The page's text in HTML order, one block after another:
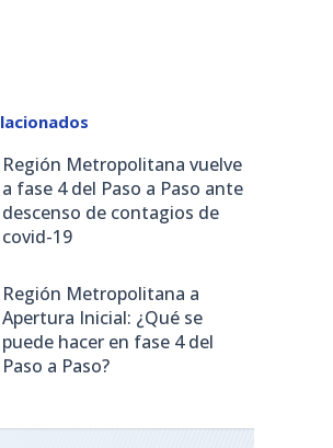
Región Metropolitana vuelve
a fase 4 del Paso a Paso ante
descenso de contagios de
covid-19
Región Metropolitana a
Apertura Inicial: ¿Qué se
puede hacer en fase 4 del
Paso a Paso?